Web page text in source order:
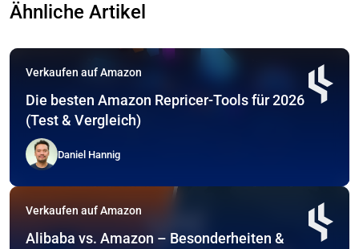
Ähnliche Artikel
Verkaufen auf Amazon
Die besten Amazon Repricer-Tools für 2026
(Test & Vergleich)
Daniel Hannig
Verkaufen auf Amazon
Alibaba vs. Amazon – Besonderheiten &